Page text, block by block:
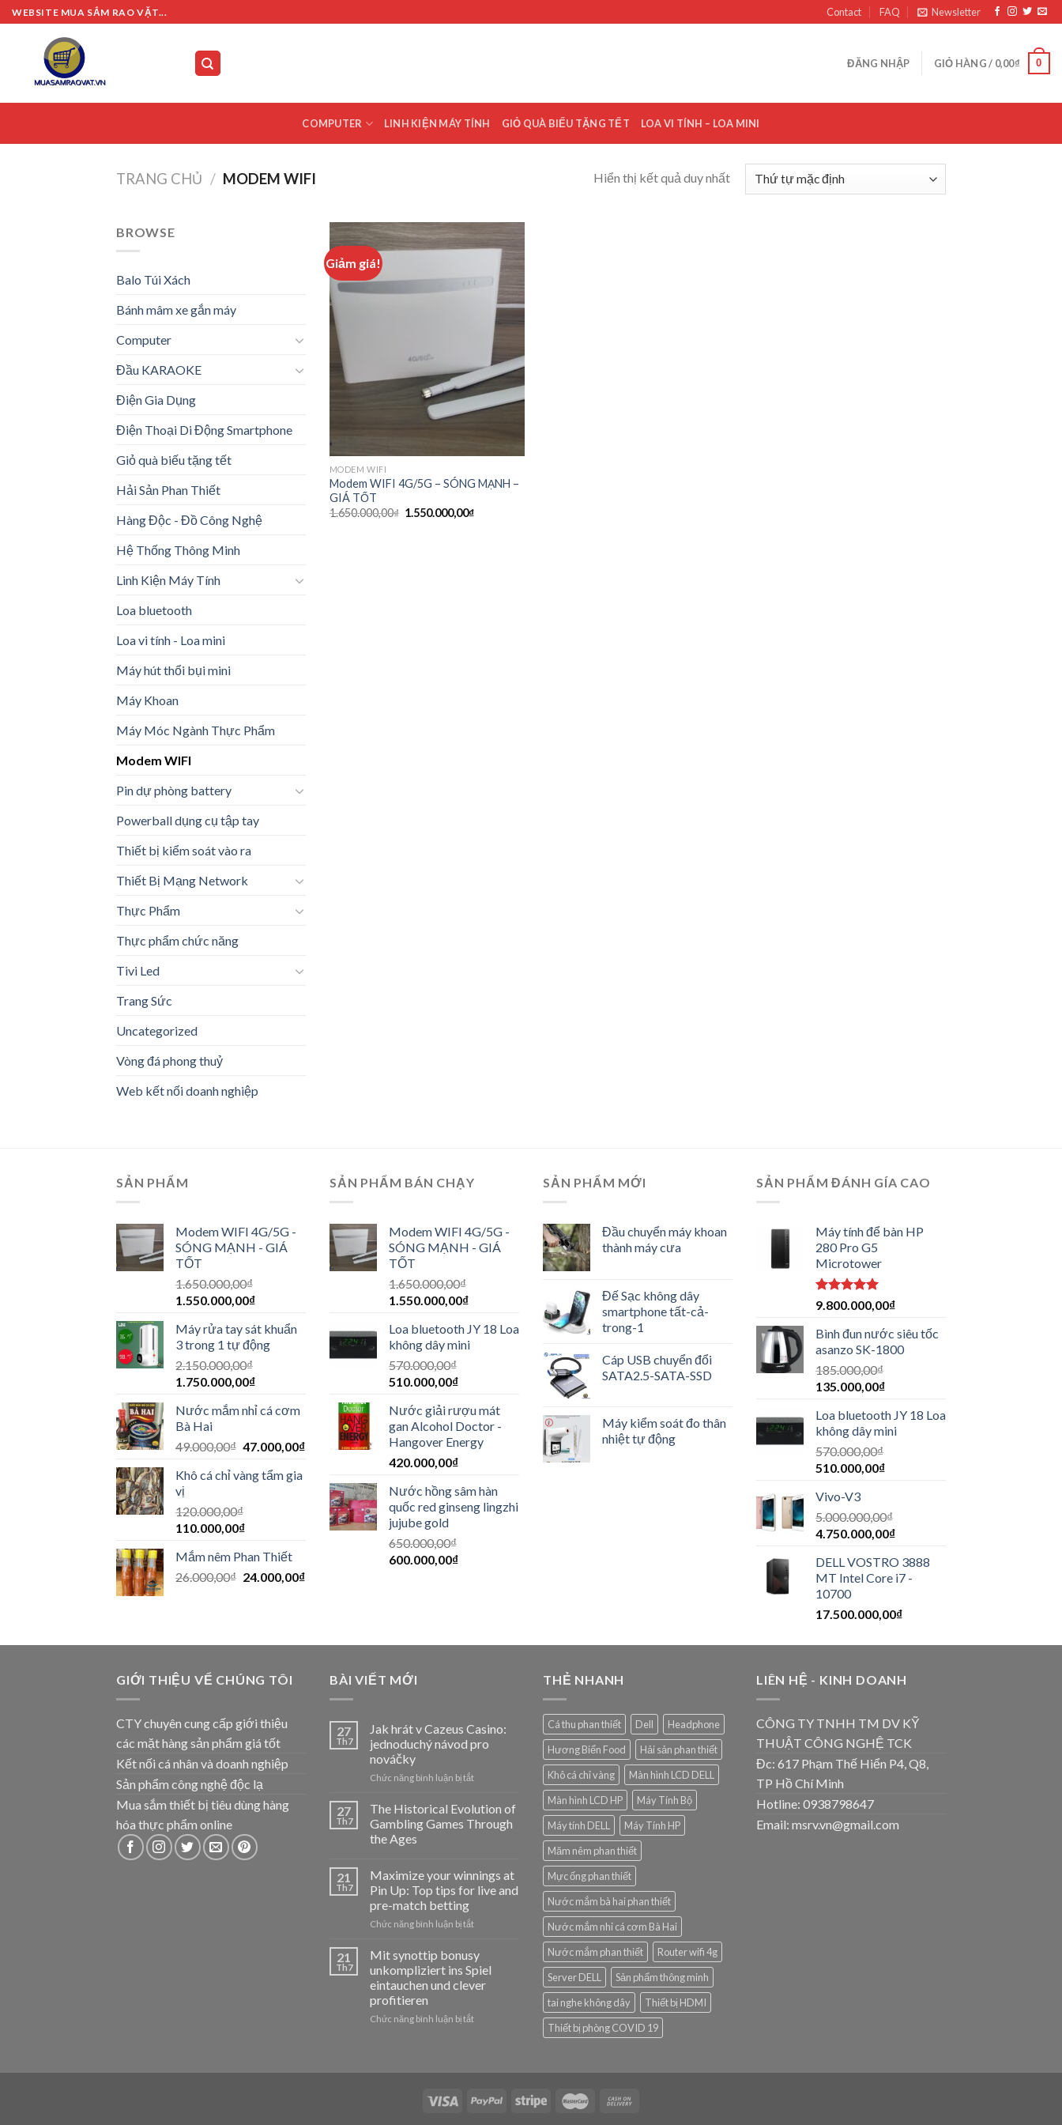
Skip
to
WEBSITE MUA SẮM RAO VẶT... Contact FAQ Newsletter
ĐĂNG NHẬP GIỎ HÀNG / 0,00₫ 0
COMPUTER LINH KIỆN MÁY TÍNH GIỎ QUÀ BIẾU TẶNG TẾT LOA VI TÍNH – LOA MINI
TRANG CHỦ / MODEM WIFI Hiển thị kết quả duy nhất
BROWSE
Balo Túi Xách
Bánh mâm xe gắn máy
Computer
Đầu KARAOKE
Điện Gia Dụng
Điện Thoại Di Động Smartphone
Giỏ quà biếu tặng tết
Hải Sản Phan Thiết
Hàng Độc - Đồ Công Nghệ
Hệ Thống Thông Minh
Linh Kiện Máy Tính
Loa bluetooth
Loa vi tính - Loa mini
Máy hút thổi bụi mini
Máy Khoan
Máy Móc Ngành Thực Phẩm
Modem WIFI
Pin dự phòng battery
Powerball dụng cụ tập tay
Thiết bị kiểm soát vào ra
Thiết Bị Mạng Network
Thực Phẩm
Thực phẩm chức năng
Tivi Led
Trang Sức
Uncategorized
Vòng đá phong thuỷ
Web kết nối doanh nghiệp
Giảm giá!
Add to
wishlist
MODEM WIFI
Modem WIFI 4G/5G – SÓNG MẠNH –
GIÁ TỐT
1.650.000,00₫ 1.550.000,00₫
SẢN PHẨM
Modem WIFI 4G/5G -
SÓNG MẠNH - GIÁ
TỐT
1.650.000,00₫
1.550.000,00₫
Máy rửa tay sát khuẩn
3 trong 1 tự động
2.150.000,00₫
1.750.000,00₫
Nước mắm nhỉ cá cơm
Bà Hai
49.000,00₫ 47.000,00₫
Khô cá chỉ vàng tẩm gia
vị
120.000,00₫
110.000,00₫
Mắm nêm Phan Thiết
26.000,00₫ 24.000,00₫
SẢN PHẨM BÁN CHẠY
Modem WIFI 4G/5G -
SÓNG MẠNH - GIÁ
TỐT
1.650.000,00₫
1.550.000,00₫
Loa bluetooth JY 18 Loa
không dây mini
570.000,00₫
510.000,00₫
Nước giải rượu mát
gan Alcohol Doctor -
Hangover Energy
420.000,00₫
Nước hồng sâm hàn
quốc red ginseng lingzhi
jujube gold
650.000,00₫
600.000,00₫
SẢN PHẨM MỚI
Đầu chuyển máy khoan
thành máy cưa
Đế Sạc không dây
smartphone tất-cả-
trong-1
Cáp USB chuyển đổi
SATA2.5-SATA-SSD
Máy kiểm soát đo thân
nhiệt tự động
SẢN PHẨM ĐÁNH GÍA CAO
Máy tính để bàn HP
280 Pro G5
Microtower
Được xếp
5 sao
9.800.000,00₫
Bình đun nước siêu tốc
asanzo SK-1800
185.000,00₫
135.000,00₫
Loa bluetooth JY 18 Loa
không dây mini
570.000,00₫
510.000,00₫
Vivo-V3
5.000.000,00₫
4.750.000,00₫
DELL VOSTRO 3888
MT Intel Core i7 -
10700
17.500.000,00₫
GIỚI THIỆU VỂ CHÚNG TÔI
CTY chuyên cung cấp giới thiệu
các mặt hàng sản phẩm giá tốt
Kết nối cá nhân và doanh nghiệp
Sản phẩm công nghệ độc lạ
Mua sắm thiết bị tiêu dùng hàng
hóa thực phẩm online
BÀI VIẾT MỚI
27
Th7
Jak hrát v Cazeus Casino:
jednoduchý návod pro
nováčky
Chức năng bình luận bị tắtở
hrát
v
Cazeus
návod
nováčky
27
Th7
The Historical Evolution of
Gambling Games Through
the Ages
21
Th7
Maximize your winnings at
Pin Up: Top tips for live and
pre-match betting
Chức năng bình luận bị tắtở
winnings
at
Pin
Top
match
21
Th7
Mit synottip bonusy
unkompliziert ins Spiel
eintauchen und clever
profitieren
Chức năng bình luận bị tắtở
unkompliziert
Spiel
THẺ NHANH
Cá thu phan thiết Dell
Headphone
Hương Biển Food
Hải sản phan thiết
Khô cá chỉ vàng
Màn hình LCD DELL
Màn hình LCD HP
Máy Tính Bộ
Máy tính DELL
Máy Tính HP
Măm nêm phan thiết
Mực ống phan thiết
Nước mắm bà hai phan thiết
Nước mắm nhỉ cá cơm Bà Hai
Nước mắm phan thiết
Router wifi 4g
Server DELL
Sản phẩm thông minh
tai nghe không dây
Thiết bị HDMI
Thiết bị phòng COVID 19
LIÊN HỆ - KINH DOANH
CÔNG TY TNHH TM DV KỸ
THUẬT CÔNG NGHỆ TCK
Đc: 617 Phạm Thế Hiển P4, Q8,
TP Hồ Chí Minh
Hotline: 0938798647
Email: msrv.vn@gmail.com